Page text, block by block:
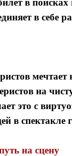
в поисках
в себе
на
это с
в спектакле
на сцену